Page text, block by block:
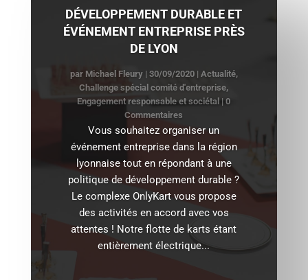
DÉVELOPPEMENT DURABLE ET
ÉVÉNEMENT ENTREPRISE PRÈS
DE LYON
par Michael Fleury| 30/09/2020| Actualité,
Challenge spécial comité d'entreprise,
Engagement responsable et sociétal | 0
Commentaires
Vous souhaitez organiser un
événement entreprise dans la région
lyonnaise tout en répondant à une
politique de développement durable ?
Le complexe OnlyKart vous propose
des activités en accord avec vos
attentes ! Notre flotte de karts étant
entièrement électrique...